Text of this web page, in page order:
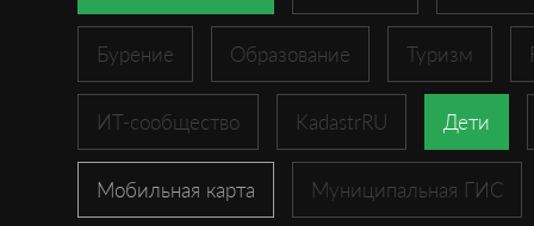
Бурение Образование Туризм
ИТ-сообщество KadastrRU Дети
Мобильная карта Муниципальная ГИС